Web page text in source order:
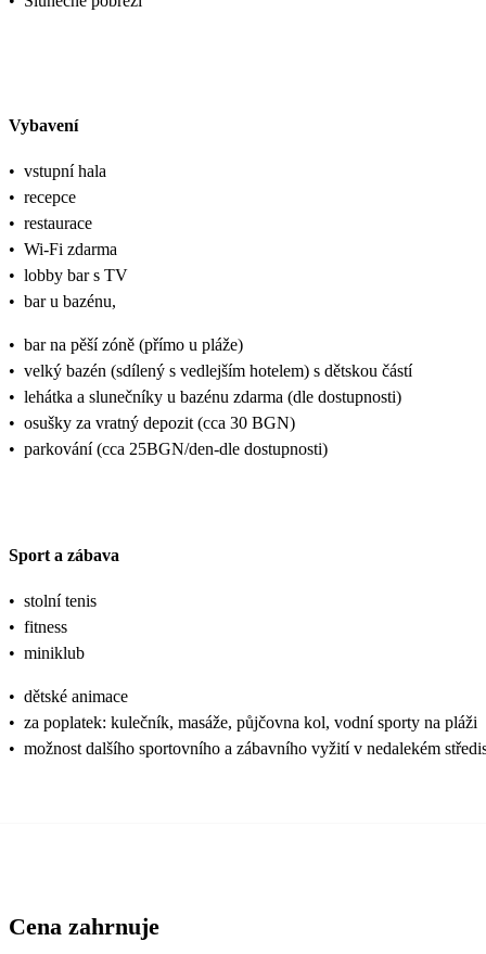
Vybavení
• vstupní hala
• recepce
• restaurace
• Wi-Fi zdarma
• lobby bar s TV
• bar u bazénu,
• bar na pěší zóně (přímo u pláže)
• velký bazén (sdílený s vedlejším hotelem) s dětskou částí
• lehátka a slunečníky u bazénu zdarma (dle dostupnosti)
• osušky za vratný depozit (cca 30 BGN)
• parkování (cca 25BGN/den-dle dostupnosti)
Sport a zábava
• stolní tenis
• fitness
• miniklub
• dětské animace
• za poplatek: kulečník, masáže, půjčovna kol, vodní sporty na pláži
• možnost dalšího sportovního a zábavního vyžití v nedalekém
Cena zahrnuje